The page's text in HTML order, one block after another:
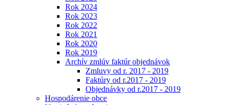
Rok 2024
Rok 2023
Rok 2022
Rok 2021
Rok 2020
Rok 2019
Archív zmlúv faktúr objednávok
Zmluvy od r. 2017 - 2019
Faktúry od r.2017 - 2019
Objednávky od r.2017 - 2019
Hospodárenie obce